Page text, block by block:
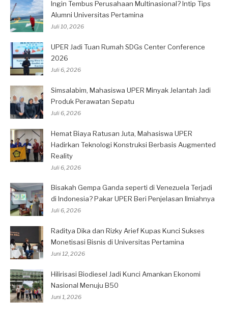
Ingin Tembus Perusahaan Multinasional? Intip Tips
Alumni Universitas Pertamina
Juli 10, 2026
UPER Jadi Tuan Rumah SDGs Center Conference
2026
Juli 6, 2026
Simsalabim, Mahasiswa UPER Minyak Jelantah Jadi
Produk Perawatan Sepatu
Juli 6, 2026
Hemat Biaya Ratusan Juta, Mahasiswa UPER
Hadirkan Teknologi Konstruksi Berbasis Augmented
Reality
Juli 6, 2026
Bisakah Gempa Ganda seperti di Venezuela Terjadi
di Indonesia? Pakar UPER Beri Penjelasan Ilmiahnya
Juli 6, 2026
Raditya Dika dan Rizky Arief Kupas Kunci Sukses
Monetisasi Bisnis di Universitas Pertamina
Juni 12, 2026
Hilirisasi Biodiesel Jadi Kunci Amankan Ekonomi
Nasional Menuju B50
Juni 1, 2026